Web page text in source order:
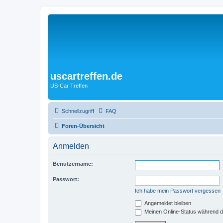
uscartreffen.de
US-Car Treffen
Schnellzugriff FAQ
Foren-Übersicht
Anmelden
Benutzername:
Passwort:
Ich habe mein Passwort vergessen
Angemeldet bleiben
Meinen Online-Status während